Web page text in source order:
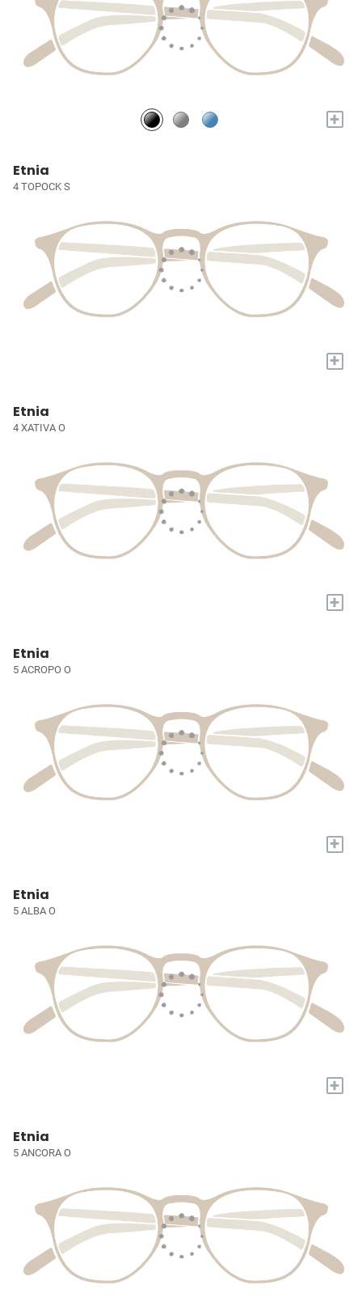
+
Etnia
4 TOPOCK S
+
Etnia
4 XATIVA O
+
Etnia
5 ACROPO O
+
Etnia
5 ALBA O
+
Etnia
5 ANCORA O